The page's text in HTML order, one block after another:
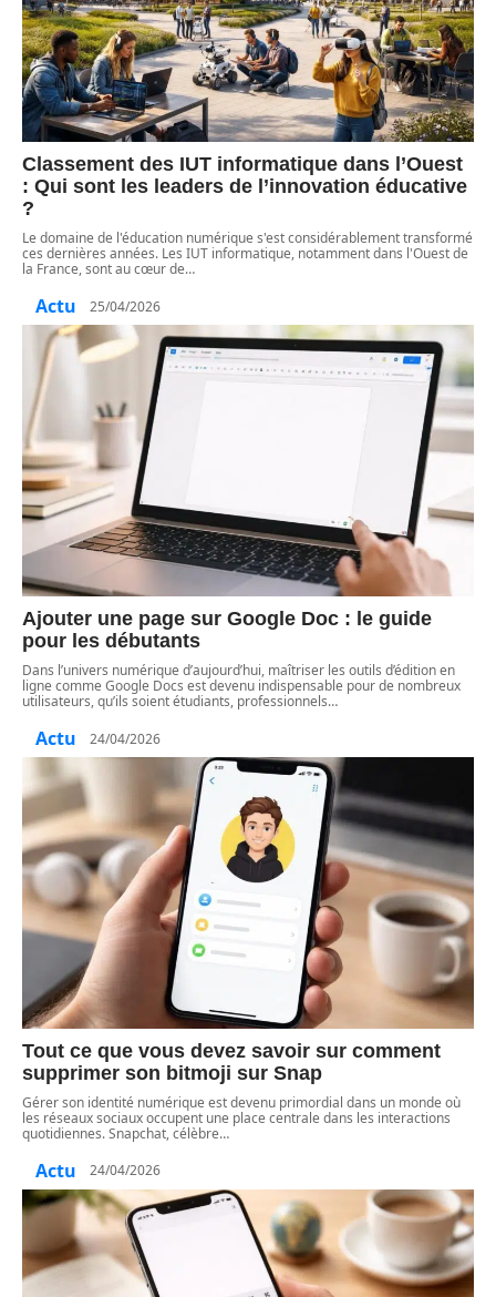
Classement des IUT informatique dans l’Ouest
: Qui sont les leaders de l’innovation éducative
?
Le domaine de l'éducation numérique s'est considérablement transformé
ces dernières années. Les IUT informatique, notamment dans l'Ouest de
la France, sont au cœur de…
Actu 25/04/2026
Ajouter une page sur Google Doc : le guide
pour les débutants
Dans l’univers numérique d’aujourd’hui, maîtriser les outils d’édition en
ligne comme Google Docs est devenu indispensable pour de nombreux
utilisateurs, qu’ils soient étudiants, professionnels…
Actu 24/04/2026
Tout ce que vous devez savoir sur comment
supprimer son bitmoji sur Snap
Gérer son identité numérique est devenu primordial dans un monde où
les réseaux sociaux occupent une place centrale dans les interactions
quotidiennes. Snapchat, célèbre…
Actu 24/04/2026